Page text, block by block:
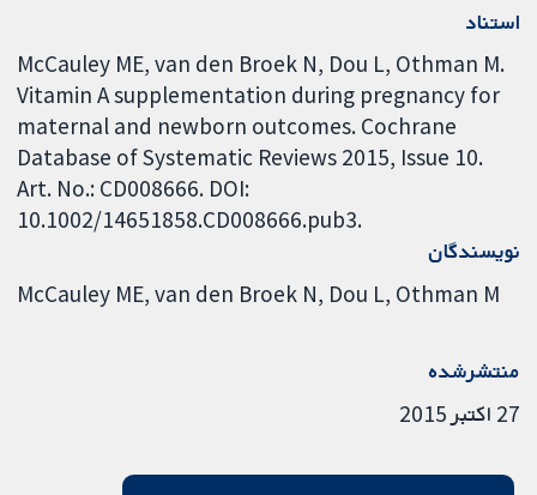
استناد
McCauley ME, van den Broek N, Dou L, Othman M.
Vitamin A supplementation during pregnancy for
maternal and newborn outcomes. Cochrane
Database of Systematic Reviews 2015, Issue 10.
Art. No.: CD008666. DOI:
10.1002/14651858.CD008666.pub3.
نویسندگان
McCauley ME van den Broek N Dou L Othman M
منتشرشده
27 اکتبر 2015